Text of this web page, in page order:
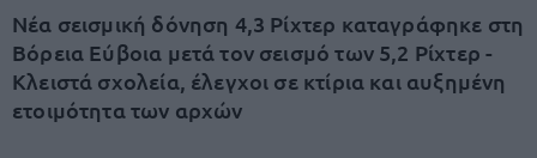
Νέα σεισμική δόνηση 4,3 Ρίχτερ καταγράφηκε στη
Βόρεια Εύβοια μετά τον σεισμό των 5,2 Ρίχτερ -
Κλειστά σχολεία, έλεγχοι σε κτίρια και αυξημένη
ετοιμότητα των αρχών